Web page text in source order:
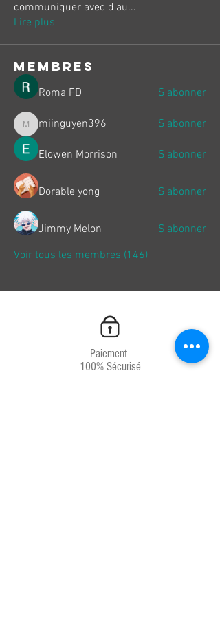
communiquer avec d'au...
Lire plus
membres
Roma FD S'abonner
miinguyen396
miinguyen396 S'abonner
Elowen Morrison S'abonner
Dorable yong S'abonner
Jimmy Melon
S'abonner
Voir tous les membres (146)
Paiement
100% Sécurisé